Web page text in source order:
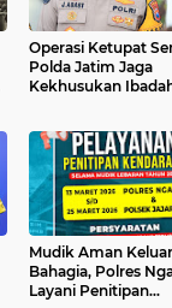
Operasi Ketupat
Polda Jatim Jaga
Kekhusukan
Mudik Aman
Bahagia, Polres
Layani Penitipan